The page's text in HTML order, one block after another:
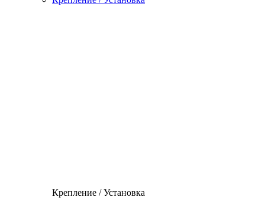
Крепление / Установка